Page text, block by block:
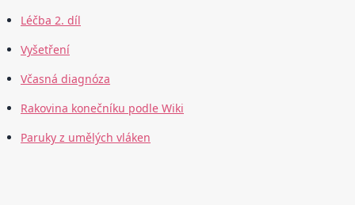
Léčba 2. díl
Vyšetření
Včasná diagnóza
Rakovina konečníku podle Wiki
Paruky z umělých vláken